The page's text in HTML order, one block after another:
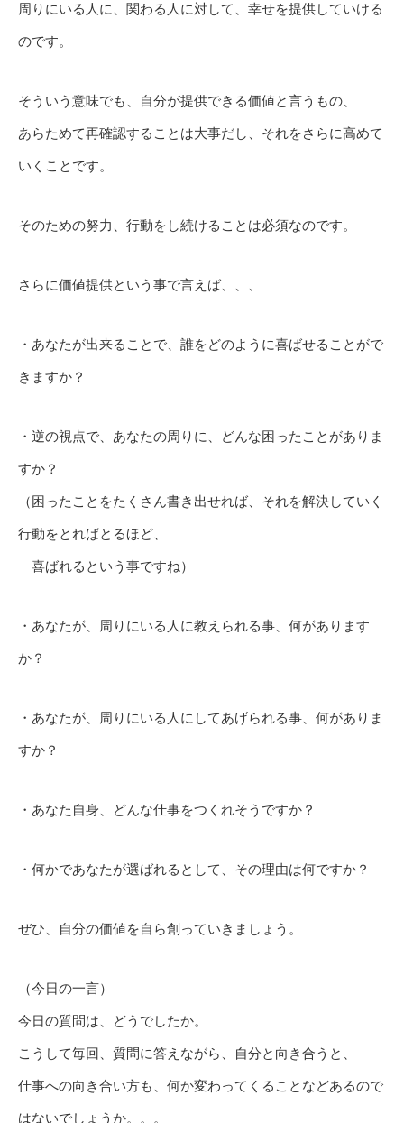
周りにいる人に、関わる人に対して、幸せを提供していける
のです。
そういう意味でも、自分が提供できる価値と言うもの、
あらためて再確認することは大事だし、それをさらに高めて
いくことです。
そのための努力、行動をし続けることは必須なのです。
さらに価値提供という事で言えば、、、
・あなたが出来ることで、誰をどのように喜ばせることがで
きますか？
・逆の視点で、あなたの周りに、どんな困ったことがありま
すか？
（困ったことをたくさん書き出せれば、それを解決していく
行動をとればとるほど、
喜ばれるという事ですね）
・あなたが、周りにいる人に教えられる事、何があります
か？
・あなたが、周りにいる人にしてあげられる事、何がありま
すか？
・あなた自身、どんな仕事をつくれそうですか？
・何かであなたが選ばれるとして、その理由は何ですか？
ぜひ、自分の価値を自ら創っていきましょう。
（今日の一言）
今日の質問は、どうでしたか。
こうして毎回、質問に答えながら、自分と向き合うと、
仕事への向き合い方も、何か変わってくることなどあるので
はないでしょうか。。。